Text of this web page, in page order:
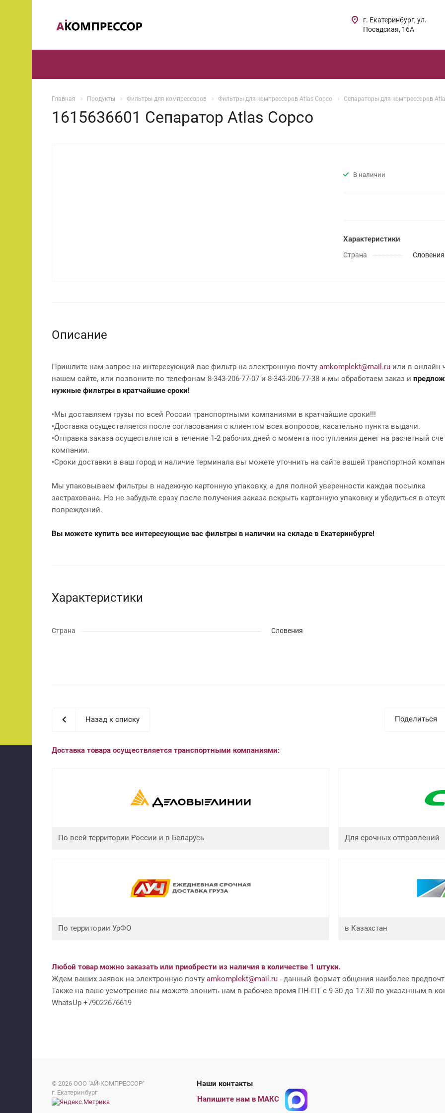
г. Екатеринбург, ул.
Посадская, 16А
Главная Продукты Фильтры для компрессоров Фильтры для компрессоров Atlas Copco Сепараторы для компрессоров
1615636601 Сепаратор Atlas Copco
В наличии
Характеристики
Страна Словения
Описание
Пришлите нам запрос на интересующий вас фильтр на электронную почту amkomplekt@mail.ru или в онлайн
нашем сайте, или позвоните по телефонам 8-343-206-77-07 и 8-343-206-77-38 и мы обработаем заказ и
нужные фильтры в кратчайшие сроки!
•Мы доставляем грузы по всей России транспортными компаниями в кратчайшие сроки!!!
•Доставка осуществляется после согласования с клиентом всех вопросов, касательно пункта выдачи.
•Отправка заказа осуществляется в течение 1-2 рабочих дней с момента поступления денег на расчетный
компании.
•Сроки доставки в ваш город и наличие терминала вы можете уточнить на сайте вашей транспортной
Мы упаковываем фильтры в надежную картонную упаковку, а для полной уверенности каждая посылка
застрахована. Но не забудьте сразу после получения заказа вскрыть картонную упаковку и убедиться в
повреждений.
Вы можете купить все интересующие вас фильтры в наличии на складе в Екатеринбурге!
Характеристики
Страна Словения
Поделиться
Назад к списку
Доставка товара осуществляется транспортными компаниями:
По всей территории России и в Беларусь Для срочных отправлений
По территории УрФО в Казахстан
Любой товар можно заказать или приобрести из наличия в количестве 1 штуки.
Ждем ваших заявок на электронную почту amkomplekt@mail.ru - данный формат общения наиболее
Также на ваше усмотрение вы можете звонить нам в рабочее время ПН-ПТ с 9-30 до 17-30 по указанным в
WhatsUp +79022676619
© 2026 ООО "АЙ-КОМПРЕССОР"
г. Екатеринбург
Наши контакты
Напишите нам в МАКС